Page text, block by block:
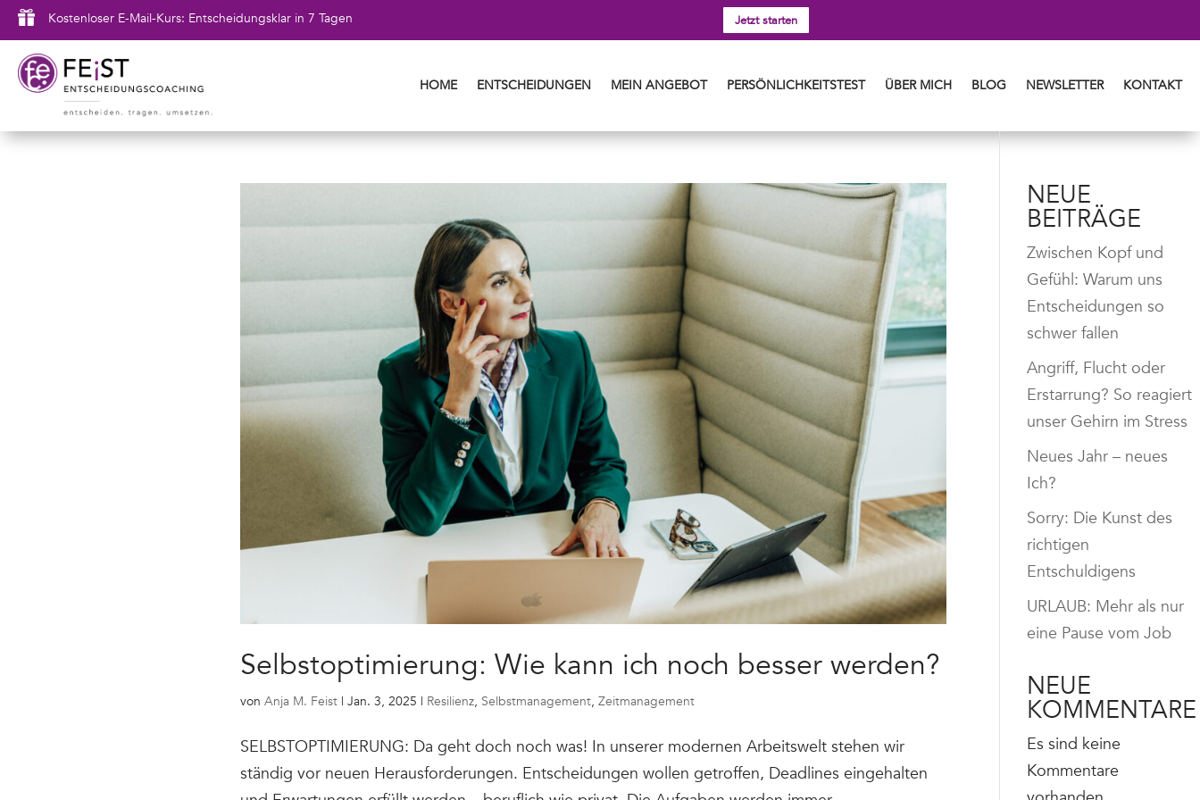
 Kostenloser E-Mail-Kurs: Entscheidungsklar in 7 Tagen Jetzt starten
HOME ENTSCHEIDUNGEN MEIN ANGEBOT PERSÖNLICHKEITSTEST ÜBER MICH BLOG NEWSLETTER KONTAKT
Selbstoptimierung: Wie kann ich noch besser werden?
von Anja M. Feist| Jan. 3, 2025 | Resilienz, Selbstmanagement, Zeitmanagement
SELBSTOPTIMIERUNG: Da geht doch noch was! In unserer modernen Arbeitswelt stehen wir
ständig vor neuen Herausforderungen. Entscheidungen wollen getroffen, Deadlines eingehalten
NEUE
BEITRÄGE
Zwischen Kopf und
Gefühl: Warum uns
Entscheidungen so
schwer fallen
Angriff, Flucht oder
Erstarrung? So reagiert
unser Gehirn im Stress
Neues Jahr – neues
Ich?
Sorry: Die Kunst des
richtigen
Entschuldigens
URLAUB: Mehr als nur
eine Pause vom Job
NEUE
KOMMENTARE
Es sind keine
Kommentare